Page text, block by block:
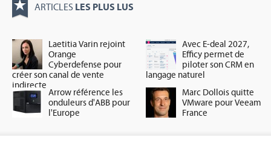
ARTICLES LES PLUS LUS
Laetitia Varin rejoint
Orange
Cyberdefense pour
créer son canal de vente
indirecte
Avec E-deal 2027,
Efficy permet de
piloter son CRM en
langage naturel
Arrow référence les
onduleurs d'ABB pour
l'Europe
Marc Dollois quitte
VMware pour Veeam
France